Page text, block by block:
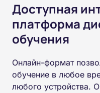
Доступная
платформа
обучения
Онлайн-формат
обучение в любое
любого устройства.